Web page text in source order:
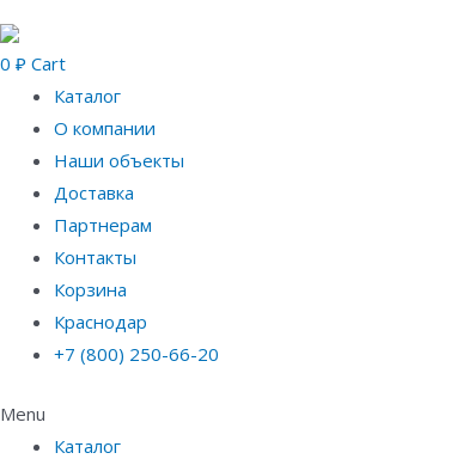
0 ₽ Cart
Каталог
О компании
Наши объекты
Доставка
Партнерам
Контакты
Корзина
Краснодар
+7 (800) 250-66-20
Menu
Каталог